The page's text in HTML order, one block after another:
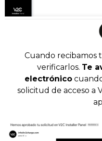
Cuando recibamos
verificarlos. Te
electrónico
solicitud de acceso a